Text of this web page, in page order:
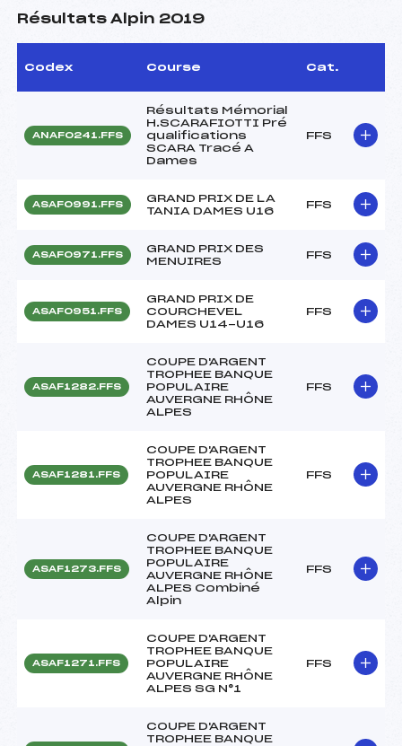
Résultats Alpin 2019
Codex Course Cat.
ANAF0241.FFS
Résultats Mémorial
H.SCARAFIOTTI Pré
qualifications
SCARA Tracé A
Dames
FFS
ASAF0991.FFS
GRAND PRIX DE LA
TANIA DAMES U16
FFS
ASAF0971.FFS
GRAND PRIX DES
MENUIRES
FFS
ASAF0951.FFS
GRAND PRIX DE
COURCHEVEL
DAMES U14-U16
FFS
ASAF1282.FFS
COUPE D'ARGENT
TROPHEE BANQUE
POPULAIRE
AUVERGNE RHÔNE
ALPES
FFS
ASAF1281.FFS
COUPE D'ARGENT
TROPHEE BANQUE
POPULAIRE
AUVERGNE RHÔNE
ALPES
FFS
ASAF1273.FFS
COUPE D'ARGENT
TROPHEE BANQUE
POPULAIRE
AUVERGNE RHÔNE
ALPES Combiné
Alpin
FFS
ASAF1271.FFS
COUPE D'ARGENT
TROPHEE BANQUE
POPULAIRE
AUVERGNE RHÔNE
ALPES SG N°1
FFS
COUPE D'ARGENT
TROPHEE BANQUE